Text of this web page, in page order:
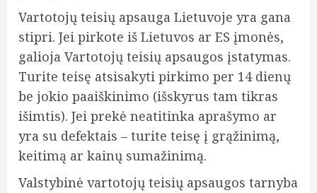
Vartotojų teisių apsauga Lietuvoje yra gana
stipri. Jei pirkote iš Lietuvos ar ES įmonės,
galioja Vartotojų teisių apsaugos įstatymas.
Turite teisę atsisakyti pirkimo per 14 dienų
be jokio paaiškinimo (išskyrus tam tikras
išimtis). Jei prekė neatitinka aprašymo ar
yra su defektais – turite teisę į grąžinimą,
keitimą ar kainų sumažinimą.
Valstybinė vartotojų teisių apsaugos tarnyba